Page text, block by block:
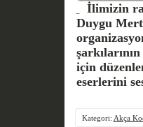
İlimizin
Duygu
için
eserlerini
Kategori: Akça